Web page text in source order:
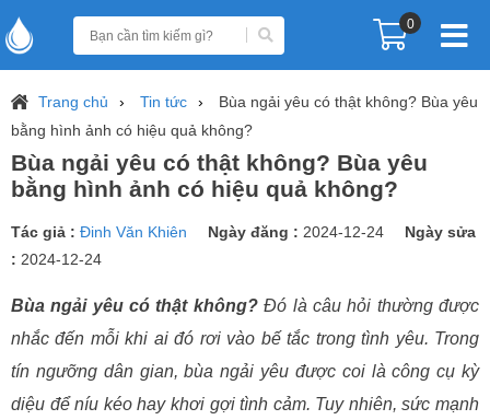
0
Trang chủ Tin tức
Bùa ngải yêu có thật không? Bùa yêu
bằng hình ảnh có hiệu quả không?
Bùa ngải yêu có thật không? Bùa yêu
bằng hình ảnh có hiệu quả không?
Tác giả : Đinh Văn Khiên Ngày đăng : 2024-12-24
Ngày sửa
: 2024-12-24
Bùa ngải yêu có thật không?Đó là câu hỏi thường được
nhắc đến mỗi khi ai đó rơi vào bế tắc trong tình yêu. Trong
tín ngưỡng dân gian, bùa ngải yêu được coi là công cụ kỳ
diệu để níu kéo hay khơi gợi tình cảm. Tuy nhiên, sức mạnh